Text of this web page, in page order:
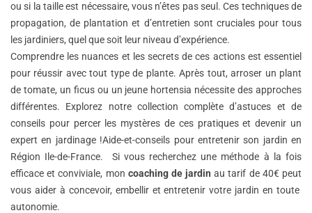
ou si la taille est nécessaire, vous n’êtes pas seul. Ces techniques de
propagation, de plantation et d’entretien sont cruciales pour tous
les jardiniers, quel que soit leur niveau d’expérience.
Comprendre les nuances et les secrets de ces actions est essentiel
pour réussir avec tout type de plante. Après tout, arroser un plant
de tomate, un ficus ou un jeune hortensia nécessite des approches
différentes. Explorez notre collection complète d’astuces et de
conseils pour percer les mystères de ces pratiques et devenir un
expert en jardinage !Aide-et-conseils pour entretenir son jardin en
Région Ile-de-France. Si vous recherchez une méthode à la fois
efficace et conviviale, mon coaching de jardin au tarif de 40€ peut
vous aider à concevoir, embellir et entretenir votre jardin en toute
autonomie.